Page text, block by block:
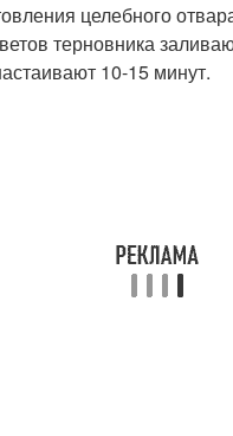
целебного
терновника
10-15 минут.